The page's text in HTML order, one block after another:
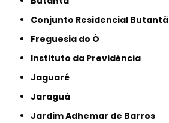
Conjunto Residencial Butantã
Freguesia do Ó
Instituto da Previdência
Jaguaré
Jaraguá
Jardim Adhemar de Barros